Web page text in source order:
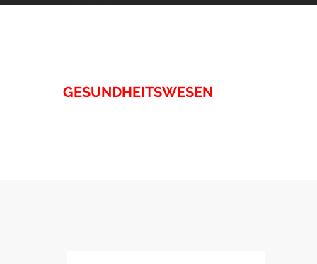
GESUNDHEITSWESEN